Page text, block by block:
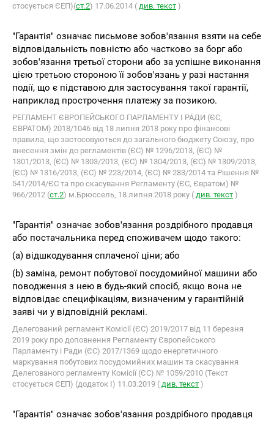
стосується ЄЕП)(ст.2) 17.06.2014 ( див. текст )
"Гарантія" означає письмове зобов'язання взяти на себе
відповідальність повністю або частково за борг або
зобов'язання третьої сторони або за успішне виконання
цією третьою стороною її зобов'язань у разі настання
події, що є підставою для застосування такої гарантії,
наприклад прострочення платежу за позикою.
РЕГЛАМЕНТ ЄВРОПЕЙСЬКОГО ПАРЛАМЕНТУ І РАДИ (ЄС,
ЄВРАТОМ) 2018/1046 від 18 липня 2018 року про фінансові
правила, що застосовуються до загального бюджету Союзу, про
внесення змін до регламентів (ЄС) № 1296/2013, (ЄС) №
1301/2013, (ЄС) № 1303/2013, (ЄС) № 1304/2013, (ЄС) № 1309/2013,
(ЄС) № 1316/2013, (ЄС) № 223/2014, (ЄС) № 283/2014 та Рішення №
541/2014/ЄС та про скасування Регламенту (ЄС, Євратом) №
966/2012 (ст.2) м.Брюссель, 18 липня 2018 року ( див. текст )
"Гарантія" означає зобов'язання роздрібного продавця
або постачальника перед споживачем щодо такого:
(a) відшкодування сплаченої ціни; або
(b) заміна, ремонт побутової посудомийної машини або
поводження з нею в будь-який спосіб, якщо вона не
відповідає специфікаціям, визначеним у гарантійній
заяві чи у відповідній рекламі.
Делегований регламент Комісії (ЄС) 2019/2017 від 11 березня
2019 року про доповнення Регламенту Європейського
Парламенту і Ради (ЄС) 2017/1369 щодо енергетичного
маркування побутових посудомийних машин та скасування
Делегованого регламенту Комісії (ЄС) № 1059/2010 (Текст
стосується ЄЕП) (додаток I) 11.03.2019 ( див. текст )
"Гарантія" означає зобов'язання роздрібного продавця